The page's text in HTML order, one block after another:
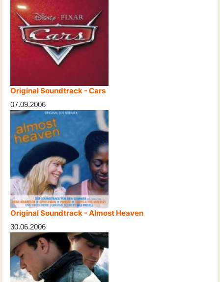
Original Soundtrack - Cars
07.09.2006
Original Soundtrack - Almost Heaven
30.06.2006